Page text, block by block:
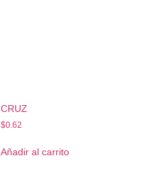
CRUZ
$0.62
Añadir al carrito